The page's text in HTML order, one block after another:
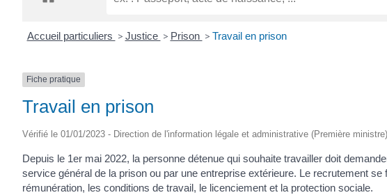
Accueil particuliers > Justice > Prison > Travail en prison
Fiche pratique
Travail en prison
Vérifié le 01/01/2023 - Direction de l'information légale et administrative (Première
Depuis le 1er mai 2022, la personne détenue qui souhaite travailler doit
service général de la prison ou par une entreprise extérieure. Le recrutement
rémunération, les conditions de travail, le licenciement et la protection sociale.